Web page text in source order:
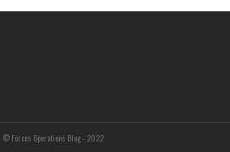
© Forces Operations Blog - 2022